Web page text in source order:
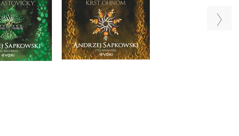
(CD)
Sapkowski
(CD)
Andrzej Sapkowski
opovrhnutia (CD)